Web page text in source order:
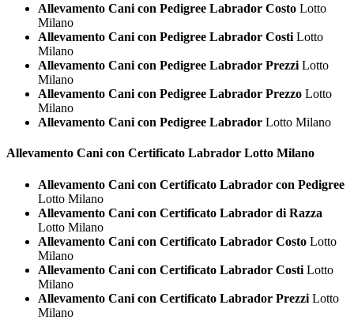
Allevamento Cani con Pedigree Labrador Costo Lotto
Milano
Allevamento Cani con Pedigree Labrador Costi Lotto
Milano
Allevamento Cani con Pedigree Labrador Prezzi Lotto
Milano
Allevamento Cani con Pedigree Labrador Prezzo Lotto
Milano
Allevamento Cani con Pedigree Labrador Lotto Milano
Allevamento Cani con Certificato Labrador Lotto Milano
Allevamento Cani con Certificato Labrador con Pedigree
Lotto Milano
Allevamento Cani con Certificato Labrador di Razza
Lotto Milano
Allevamento Cani con Certificato Labrador Costo Lotto
Milano
Allevamento Cani con Certificato Labrador Costi Lotto
Milano
Allevamento Cani con Certificato Labrador Prezzi Lotto
Milano